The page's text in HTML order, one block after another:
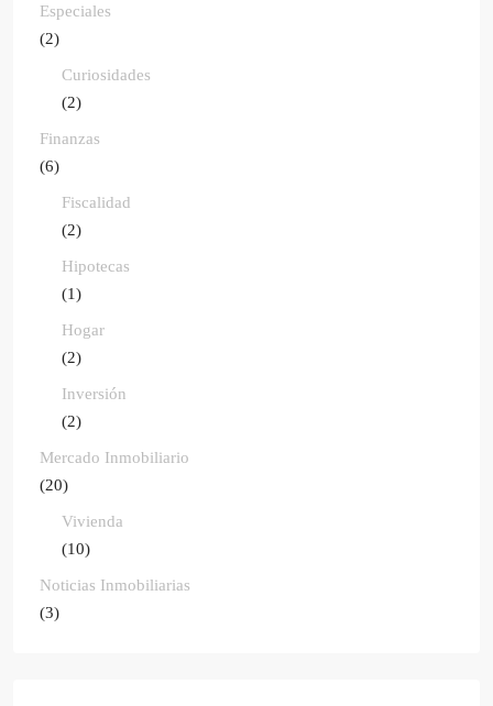
Especiales
(2)
Curiosidades
(2)
Finanzas
(6)
Fiscalidad
(2)
Hipotecas
(1)
Hogar
(2)
Inversión
(2)
Mercado Inmobiliario
(20)
Vivienda
(10)
Noticias Inmobiliarias
(3)